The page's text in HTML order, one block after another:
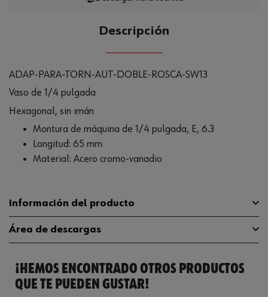
Descripción
ADAP-PARA-TORN-AUT-DOBLE-ROSCA-SW13
Vaso de 1/4 pulgada
Hexagonal, sin imán
Montura de máquina de 1/4 pulgada, E, 6.3
Longitud: 65 mm
Material: Acero cromo-vanadio
Información del producto
Peso del producto (por artículo) 1.000 g
Área de descargas
Catálogo General 0614176815
Ficha Técnica
¡HEMOS ENCONTRADO OTROS PRODUCTOS
QUE TE PUEDEN GUSTAR!